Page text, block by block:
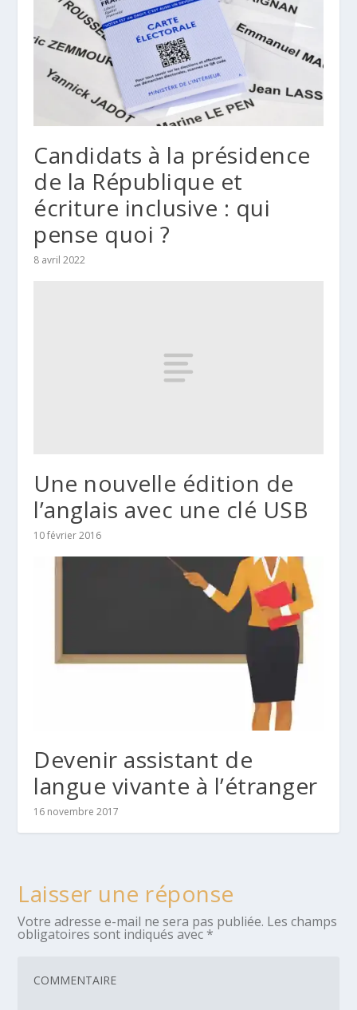
Candidats à la présidence
de la République et
écriture inclusive : qui
pense quoi ?
8 avril 2022
Une nouvelle édition de
l’anglais avec une clé USB
10 février 2016
Devenir assistant de
langue vivante à l’étranger
16 novembre 2017
Laisser une réponse
Votre adresse e-mail ne sera pas publiée. Les champs
obligatoires sont indiqués avec *